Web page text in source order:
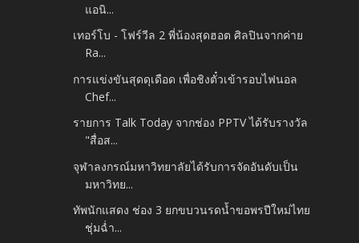
แอนิ...
เทอร์โบ - โฟร์วีล 2 พี่น้องสุดฮอต ศิลปินจากค่าย
Ra...
การแข่งขันสุดดุเดือด เพื่อชิงตั๋วเข้ารอบไฟนอล
Chef...
รายการ Talk Today จากช่อง PPTV ได้รับรางวัล
"สื่อส...
จุฬาลงกรณ์มหาวิทยาลัยได้รับการจัดอันดับเป็น
มหาวิทย...
ทัพนักแสดง ช่อง 3 ยกขบวนรดน้ำขอพรปีใหม่ไทย
ชุ่มฉ่ำ...